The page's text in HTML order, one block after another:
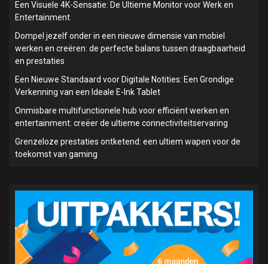
Een Visuele 4K-Sensatie: De Ultieme Monitor voor Werk en
Entertainment
Dompel jezelf onder in een nieuwe dimensie van mobiel
werken en creëren: de perfecte balans tussen draagbaarheid
en prestaties
Een Nieuwe Standaard voor Digitale Notities: Een Grondige
Verkenning van een Ideale E-Ink Tablet
Onmisbare multifunctionele hub voor efficiënt werken en
entertainment: creëer de ultieme connectiviteitservaring
Grenzeloze prestaties ontketend: een ultiem wapen voor de
toekomst van gaming